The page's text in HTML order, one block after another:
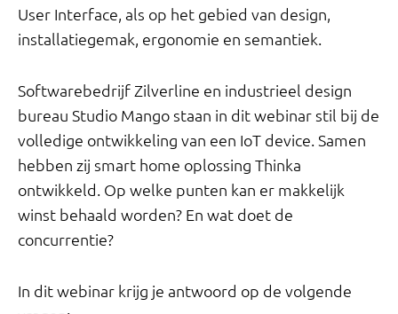
User Interface, als op het gebied van design,
installatiegemak, ergonomie en semantiek.
Softwarebedrijf Zilverline en industrieel design
bureau Studio Mango staan in dit webinar stil bij de
volledige ontwikkeling van een IoT device. Samen
hebben zij smart home oplossing Thinka
ontwikkeld. Op welke punten kan er makkelijk
winst behaald worden? En wat doet de
concurrentie?
In dit webinar krijg je antwoord op de volgende